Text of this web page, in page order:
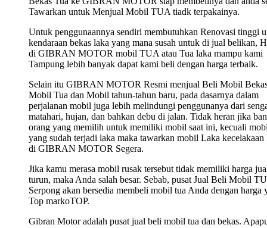
Tawarkan untuk Menjual Mobil TUA tiadk terpakainya.
Untuk penggunaannya sendiri membutuhkan Renovasi tinggi
kendaraan bekas laka yang mana susah untuk di jual belikan,
di GIBRAN MOTOR mobil TUA atau Tua laka mampu kami
Tampung lebih banyak dapat kami beli dengan harga terbaik.
Selain itu GIBRAN MOTOR Resmi menjual Beli Mobil
Mobil Tua dan Mobil tahun-tahun baru, pada dasarnya dalam
perjalanan mobil juga lebih melindungi penggunanya dari
matahari, hujan, dan bahkan debu di jalan. Tidak heran jika
orang yang memilih untuk memiliki mobil saat ini, kecuali
yang sudah terjadi laka maka tawarkan mobil Laka kecelakaan
di GIBRAN MOTOR Segera.
Jika kamu merasa mobil rusak tersebut tidak memiliki harga
turun, maka Anda salah besar. Sebab, pusat Jual Beli Mobil
Serpong akan bersedia membeli mobil tua Anda dengan harga
Top markoTOP.
Gibran Motor adalah pusat jual beli mobil tua dan bekas.